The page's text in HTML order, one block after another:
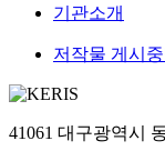
기관소개
저작물 게시
41061 대구광역시